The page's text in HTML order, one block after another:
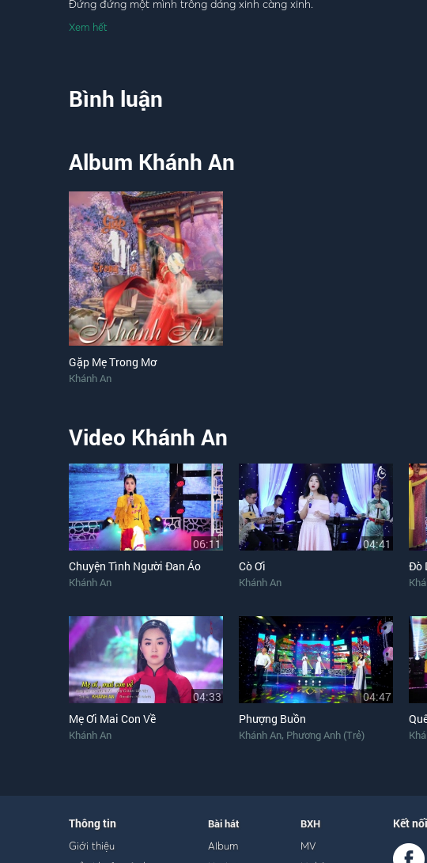
Đứng đứng một mình trông dáng xinh càng xinh.
Xem hết
Bình luận
Album Khánh An
Gặp Mẹ Trong Mơ
Khánh An
Video Khánh An
06:11
Chuyện Tình Người Đan Áo
Khánh An
04:41
Cò Ơi
Khánh An
Đò
04:33
Mẹ Ơi Mai Con Về
Khánh An
04:47
Phượng Buồn
Khánh An, Phương Anh (Trẻ)
Thông tin
Giới thiệu
Bài hát
Album
BXH
MV
Kết